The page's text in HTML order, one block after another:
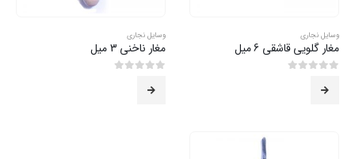
وسایل نجاری
مغار گلویی قاشقی 6 میل
وسایل نجاری
مغار ناخنی 3 میل